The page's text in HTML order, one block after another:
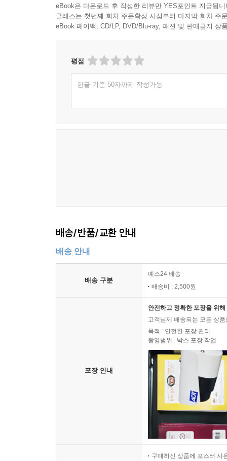
eBook은 다운로드 후 작성한 리뷰만 YES포인트 지급됩니
클래스는 첫번째 회차 주문확정 시점부터 마지막 회차 주
eBook 페이백, CD/LP, DVD/Blu-ray, 패션 및 판매금지 상
평점
한글 기준 50자까지 작성가능
배송/반품/교환 안내
배송 안내
배송 구분
예스24 배송
배송비 : 2,500원
포장 안내
안전하고 정확한 포장을 위
고객님께 배송되는 모든 상
목적 : 안전한 포장 관리
촬영범위 : 박스 포장 작업
구매하신 상품에 포스터 사